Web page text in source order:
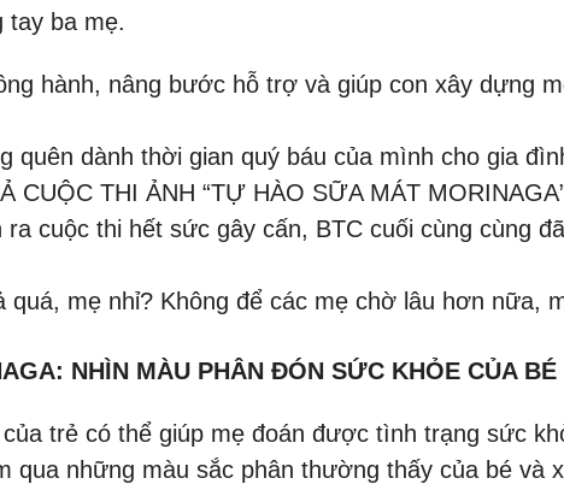
tay ba mẹ.
hành, nâng bước hỗ trợ và giúp con xây dựng
quên dành thời gian quý báu của mình cho gia
CUỘC THI ẢNH “TỰ HÀO SỮA MÁT
ra cuộc thi hết sức gây cấn, BTC cuối cùng cùng
quá, mẹ nhỉ? Không để các mẹ chờ lâu hơn nữa,
NHÌN MÀU PHÂN ĐÓN SỨC KHỎE CỦA BÉ
trẻ có thể giúp mẹ đoán được tình trạng sức
qua những màu sắc phân thường thấy của bé và